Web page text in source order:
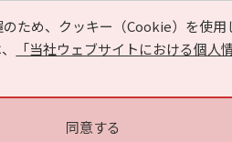
ため、クッキー（Cookie）を使用
「当社ウェブサイトにおける個人
同意する